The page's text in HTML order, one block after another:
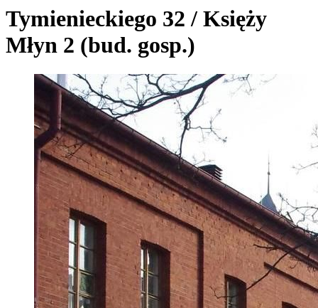
Tymienieckiego 32 / Księży
Młyn 2 (bud. gosp.)